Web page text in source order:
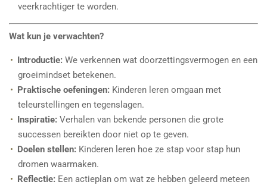
veerkrachtiger te worden.
Wat kun je verwachten?
Introductie: We verkennen wat doorzettingsvermogen en een
groeimindset betekenen.
Praktische oefeningen: Kinderen leren omgaan met
teleurstellingen en tegenslagen.
Inspiratie: Verhalen van bekende personen die grote
successen bereikten door niet op te geven.
Doelen stellen: Kinderen leren hoe ze stap voor stap hun
dromen waarmaken.
Reflectie: Een actieplan om wat ze hebben geleerd meteen